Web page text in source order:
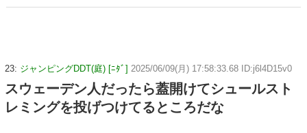
23: ジャンピングDDT(庭) [ﾆﾀﾞ] 2025/06/09(月) 17:58:33.68 ID:j6l4D15v0
スウェーデン人だったら蓋開けてシュールスト
レミングを投げつけてるところだな